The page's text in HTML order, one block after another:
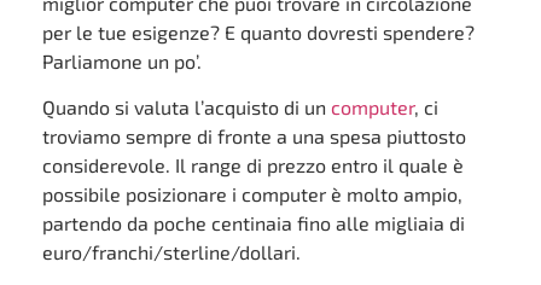
per le tue esigenze? E quanto dovresti spendere?
Parliamone un po’.
Quando si valuta l’acquisto di un computer, ci
troviamo sempre di fronte a una spesa piuttosto
considerevole. Il range di prezzo entro il quale è
possibile posizionare i computer è molto ampio,
partendo da poche centinaia fino alle migliaia di
euro/franchi/sterline/dollari.